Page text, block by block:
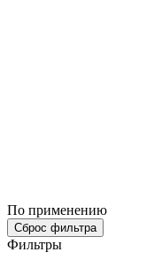
По применению
Сброс фильтра
Фильтры